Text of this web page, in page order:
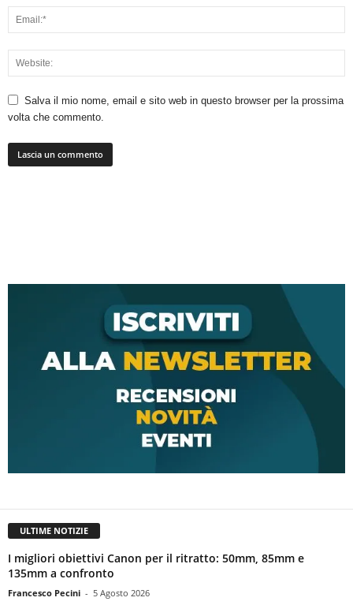
Salva il mio nome, email e sito web in questo browser per la prossima
volta che commento.
ULTIME NOTIZIE
I migliori obiettivi Canon per il ritratto: 50mm, 85mm e
135mm a confronto
Francesco Pecini - 5 Agosto 2026